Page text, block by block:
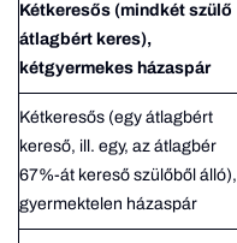
Kétkeresős (mindkét szülő
átlagbért keres),
kétgyermekes házaspár
Kétkeresős (egy átlagbért
kereső, ill. egy, az átlagbér
67%-át kereső szülőből álló),
gyermektelen házaspár